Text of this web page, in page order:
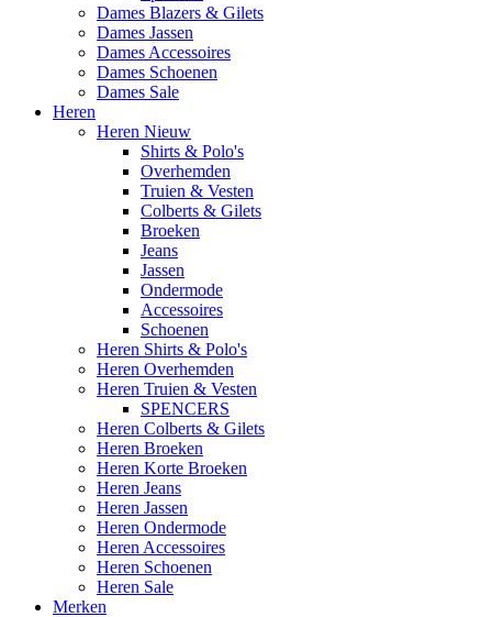
Dames Blazers & Gilets
Dames Jassen
Dames Accessoires
Dames Schoenen
Dames Sale
Heren
Heren Nieuw
Shirts & Polo's
Overhemden
Truien & Vesten
Colberts & Gilets
Broeken
Jeans
Jassen
Ondermode
Accessoires
Schoenen
Heren Shirts & Polo's
Heren Overhemden
Heren Truien & Vesten
SPENCERS
Heren Colberts & Gilets
Heren Broeken
Heren Korte Broeken
Heren Jeans
Heren Jassen
Heren Ondermode
Heren Accessoires
Heren Schoenen
Heren Sale
Merken